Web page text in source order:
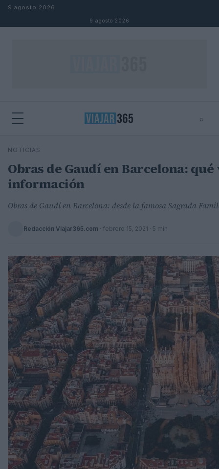
Saltar al contenido
9 agosto 2026
9 agosto 2026
⌕
Buscar
NOTICIAS
Obras de Gaudí en Barcelona:
información
Obras de Gaudí en Barcelona: desde la famosa Sagrada
Redacción Viajar365.com · febrero 15, 2021 · 5 min